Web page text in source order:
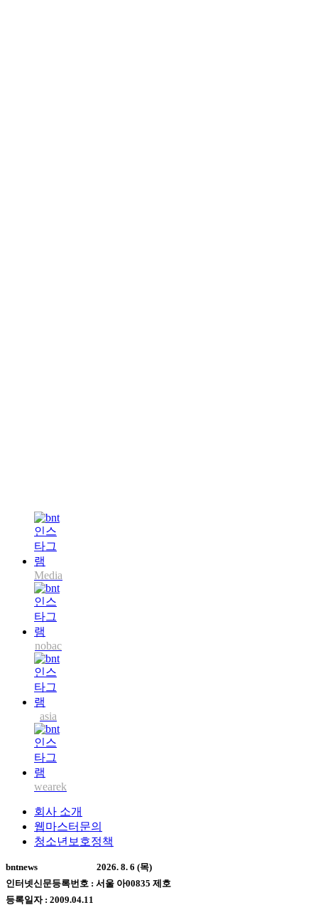
Media
nobac
asia
wearek
회사 소개
웹마스터문의
청소년보호정책
bntnews
2026. 8. 6 (목)
인터넷신문등록번호 : 서울 아00835 제호
등록일자 : 2009.04.11